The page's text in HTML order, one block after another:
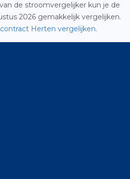
de stroomvergelijker kun je de
2026 gemakkelijk vergelijken.
Herten vergelijken.